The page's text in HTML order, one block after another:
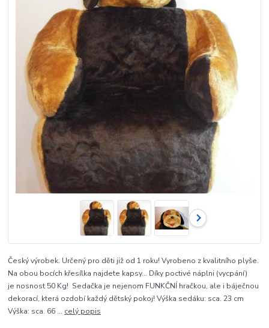
Český výrobek. Určený pro děti již od 1 roku! Vyrobeno z kvalitního plyše.
Na obou bocích křesílka najdete kapsy... Díky poctivé náplni (vycpání)
je nosnost 50 Kg! Sedačka je nejenom FUNKČNÍ hračkou, ale i báječnou
dekorací, která ozdobí každý dětský pokoj! Výška sedáku: sca. 23 cm
Výška: sca. 66 ... celý popis